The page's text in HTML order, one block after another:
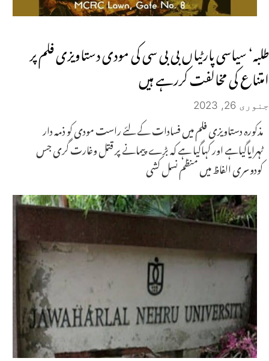
طلبہ‘ سیاسی پارٹیاں بی بی سی کی مودی دستاویزی فلم پر
امتناع کی مخالفت کررہے ہیں
جنوری 26, 2023
مذکورہ دستاویزی فلم میں فسادات کے لئے راست مودی کو ذمہ دار
ٹہرایاگیاہے اور کہاگیا ہے کہ بڑے پیمانے پر قتل وغارت گری جس
کودوسری الفاظ میں منظم نسل کشی